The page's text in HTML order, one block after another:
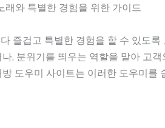
래와 특별한 경험을 위한 가이드
즐겁고 특별한 경험을 할 수 있도록
, 분위기를 띄우는 역할을 맡아 고객
도우미 사이트는 이러한 도우미를